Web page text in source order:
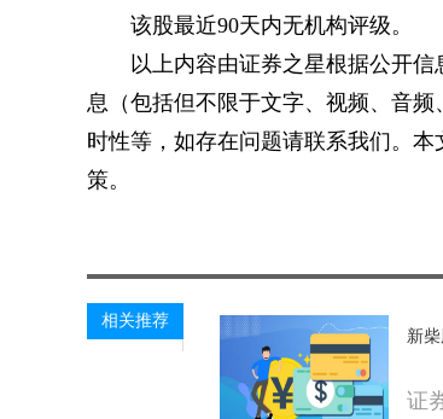
该股最近90天内无机构评级。
以上内容由证券之星根据公开
息（包括但不限于文字、视频、音
时性等，如存在问题请联系我们。
策。
相关推荐
新
证